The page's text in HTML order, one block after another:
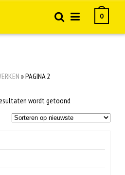
0
»PAGINA 2
wordt getoond
nieuwste